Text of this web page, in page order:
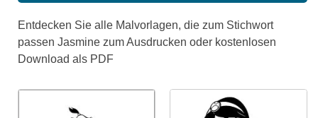
Entdecken Sie alle Malvorlagen, die zum Stichwort
passen Jasmine zum Ausdrucken oder kostenlosen
Download als PDF